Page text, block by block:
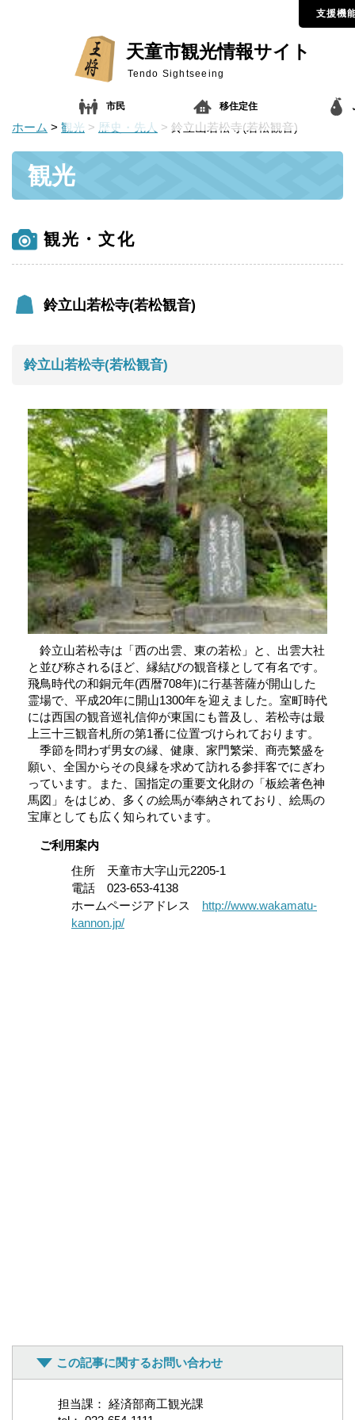
支援機
天童市観光情報サイト
Tendo Sightseeing
市民 移住定住
ホーム > 観光 > 歴史・先人 > 鈴立山若松寺(若松観音)
観光
観光・文化
鈴立山若松寺(若松観音)
鈴立山若松寺(若松観音)
鈴立山若松寺は「西の出雲、東の若松」と、出雲大社
と並び称されるほど、縁結びの観音様として有名です。
飛鳥時代の和銅元年(西暦708年)に行基菩薩が開山した
霊場で、平成20年に開山1300年を迎えました。室町時代
には西国の観音巡礼信仰が東国にも普及し、若松寺は最
上三十三観音札所の第1番に位置づけられております。
季節を問わず男女の縁、健康、家門繁栄、商売繁盛を
願い、全国からその良縁を求めて訪れる参拝客でにぎわ
っています。また、国指定の重要文化財の「板絵著色神
馬図」をはじめ、多くの絵馬が奉納されており、絵馬の
宝庫としても広く知られています。
ご利用案内
住所 天童市大字山元2205-1
電話 023-653-4138
ホームページアドレス http://www.wakamatu-
kannon.jp/
この記事に関するお問い合わせ
担当課： 経済部商工観光課